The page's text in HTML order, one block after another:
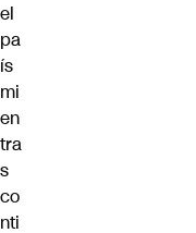
el
pa
ís
mi
en
tra
s
co
nti